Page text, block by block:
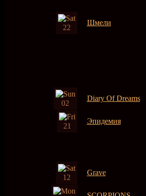
22
Шмели
02
Diary Of Dreams
21
Эпидемия
12
Grave